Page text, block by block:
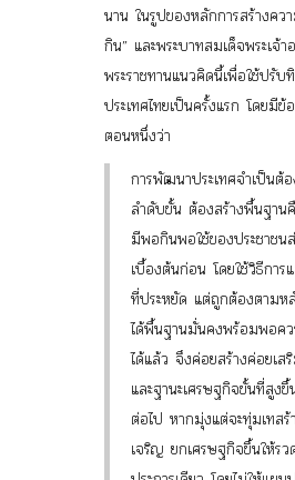
นาน ในรูปของหลักการสร้างค
กิน” และพระบาทสมเด็จพระเจ้า
พระราชทานแนวคิดนี้เพื่อใช้ปรั
ประเทศไทยเป็นครั้งแรก โดยมี
ตอนหนึ่งว่า
การพัฒนาประเทศจำเป็นต้
ลำดับขั้น ต้องสร้างพื้นฐา
มีพอกินพอใช้ของประชาชน
เบื้องต้นก่อน โดยใช้วิธีการ
ที่ประหยัด แต่ถูกต้องตามห
ได้พื้นฐานมั่นคงพร้อมพอค
ได้แล้ว จึงค่อยสร้างค่อยเส
และฐานะเศรษฐกิจขั้นที่สูง
ต่อไป หากมุ่งแต่จะทุ่มเทสร้
เจริญ ยกเศรษฐกิจขึ้นให้รว